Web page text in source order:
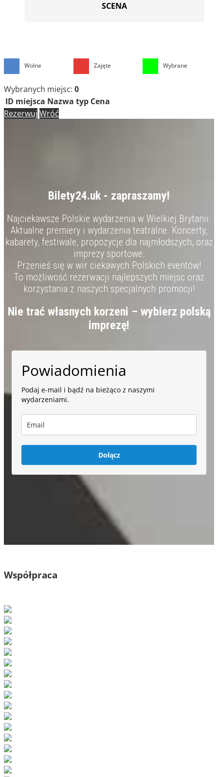
SCENA
Wolne Zajęte Wybrane
Wybranych miejsc: 0
ID miejsca Nazwa typ Cena
Rezerwuj Wróć
Bilety24.uk - zapraszamy!
Najciekawsze Polskie wydarzenia w Wielkiej Brytanii.
Aktualne premiery i wydarzenia teatralne. Koncerty,
kabarety, festiwale, propozycje dla najmłodszych, oraz
imprezy sportowe.
Przenieś się w wir ciekawych Polskich eventów!
To możliwość rezerwacji najlepszych miejsc oraz
korzystania z naszych specjalnych promocji!
Nie trać własnych korzeni – wybierz polską
imprezę!
Powiadomienia
Podaj e-mail i bądź na bieżąco z naszymi
wydarzeniami.
Dołącz
Współpraca